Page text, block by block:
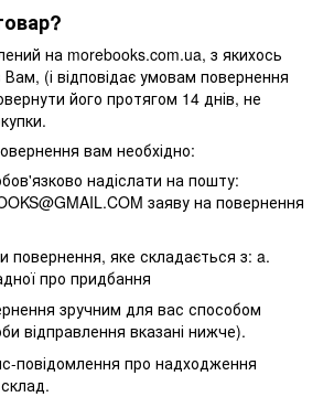
на morebooks.com.ua, з якихось
(і відповідає умовам повернення
його протягом 14 днів, не
вам необхідно:
надіслати на пошту:
заяву на повернення
повернення, яке складається з: a.
про придбання
зручним для вас способом
відправлення вказані нижче).
повідомлення про надходження